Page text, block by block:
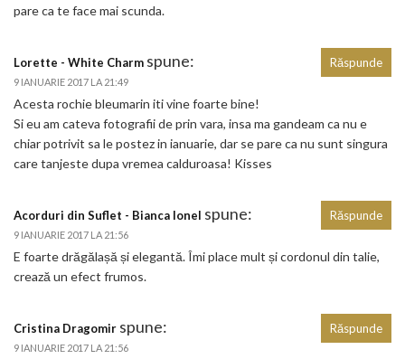
pare ca te face mai scunda.
Lorette - White Charm spune:
9 IANUARIE 2017 LA 21:49
Acesta rochie bleumarin iti vine foarte bine!
Si eu am cateva fotografii de prin vara, insa ma gandeam ca nu e
chiar potrivit sa le postez in ianuarie, dar se pare ca nu sunt singura
care tanjeste dupa vremea calduroasa! Kisses
Răspunde
Acorduri din Suflet - Bianca Ionel spune:
9 IANUARIE 2017 LA 21:56
E foarte drăgălașă și elegantă. Îmi place mult și cordonul din talie,
crează un efect frumos.
Răspunde
Cristina Dragomir spune:
9 IANUARIE 2017 LA 21:56
Răspunde